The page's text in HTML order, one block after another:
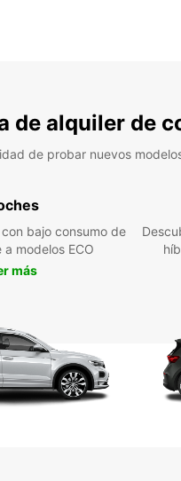
de alquiler de
de probar nuevos
bajo consumo de
modelos ECO
más